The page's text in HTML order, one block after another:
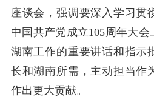
座谈会，强调要深入学习贯
中国共产党成立105周年大
湖南工作的重要讲话和指示
长和湖南所需，主动担当作
作出更大贡献。